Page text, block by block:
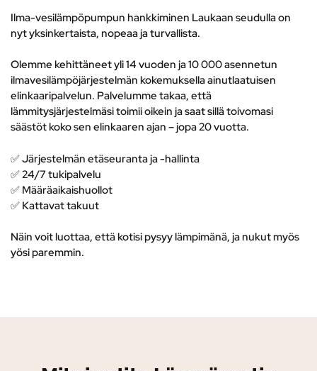
Ilma-vesilämpöpumpun hankkiminen Laukaan seudulla on
nyt yksinkertaista, nopeaa ja turvallista.
Olemme kehittäneet yli 14 vuoden ja 10 000 asennetun
ilmavesilämpöjärjestelmän kokemuksella ainutlaatuisen
elinkaaripalvelun. Palvelumme takaa, että
lämmitysjärjestelmäsi toimii oikein ja saat sillä toivomasi
säästöt koko sen elinkaaren ajan – jopa 20 vuotta.
✅ Järjestelmän etäseuranta ja -hallinta
✅24/7 tukipalvelu
✅ Määräaikaishuollot
✅ Kattavat takuut
Näin voit luottaa, että kotisi pysyy lämpimänä, ja nukut myös
yösi paremmin.